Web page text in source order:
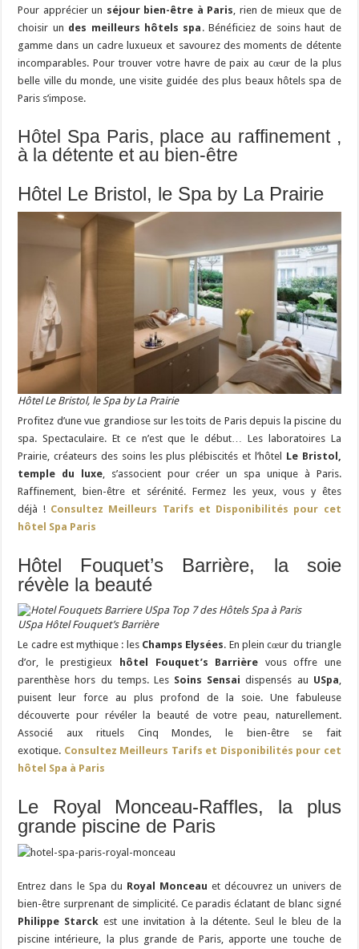
Pour apprécier un séjour bien-être à Paris, rien de mieux que de
choisir un des meilleurs hôtels spa . Bénéficiez de soins haut de
gamme dans un cadre luxueux et savourez des moments de détente
incomparables. Pour trouver votre havre de paix au cœur de la plus
belle ville du monde, une visite guidée des plus beaux hôtels spa de
Paris s’impose.
Hôtel Spa Paris, place au raffinement ,
à la détente et au bien-être
Hôtel Le Bristol, le Spa by La Prairie
Hôtel Le Bristol, le Spa by La Prairie
Profitez d’une vue grandiose sur les toits de Paris depuis la piscine du
spa. Spectaculaire. Et ce n’est que le début… Les laboratoires La
Prairie, créateurs des soins les plus plébiscités et l’hôtel Le Bristol,
temple du luxe, s’associent pour créer un spa unique à Paris.
Raffinement, bien-être et sérénité. Fermez les yeux, vous y êtes
déjà ! Consultez Meilleurs Tarifs et Disponibilités pour cet
hôtel Spa Paris
Hôtel Fouquet’s Barrière, la soie
révèle la beauté
USpa Hôtel Fouquet’s Barrière
Le cadre est mythique : les Champs Elysées. En plein cœur du triangle
d’or, le prestigieux hôtel Fouquet’s Barrière vous offre une
parenthèse hors du temps. Les Soins Sensai dispensés au USpa
puisent leur force au plus profond de la soie. Une fabuleuse
découverte pour révéler la beauté de votre peau, naturellement.
Associé aux rituels Cinq Mondes, le bien-être se fait
exotique. Consultez Meilleurs Tarifs et Disponibilités pour cet
hôtel Spa à Paris
Le Royal Monceau-Raffles, la plus
grande piscine de Paris
Entrez dans le Spa du Royal Monceau et découvrez un univers de
bien-être surprenant de simplicité. Ce paradis éclatant de blanc signé
Philippe Starck est une invitation à la détente. Seul le bleu de la
piscine intérieure, la plus grande de Paris, apporte une touche de